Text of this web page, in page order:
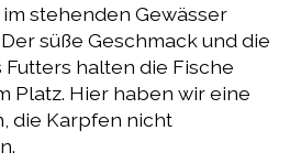
stehenden Gewässer
süße Geschmack und die
halten die Fische
Platz. Hier haben wir eine
die Karpfen nicht